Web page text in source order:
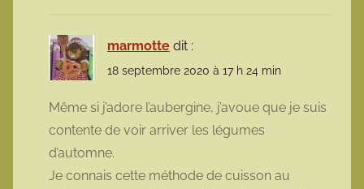
marmotte dit :
18 septembre 2020 à 17 h 24 min
Même si j’adore l’aubergine, j’avoue que je suis
contente de voir arriver les légumes
d’automne.
Je connais cette méthode de cuisson au